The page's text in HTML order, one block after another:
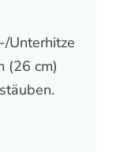
Unterhitze
(26 cm)